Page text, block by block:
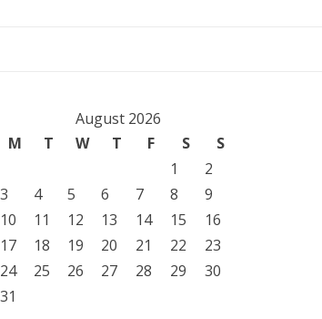
August 2026
M
T W T F S
S
1
2
3
4 5 6 7 8
9
10
11 12 13 14 15
16
17
18 19 20 21 22
23
24
25 26 27 28 29
30
31